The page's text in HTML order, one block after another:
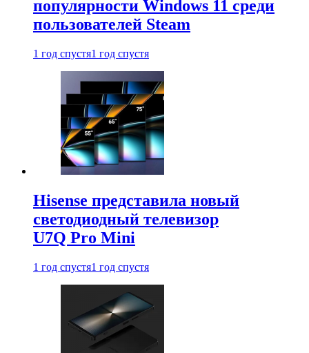
популярности Windows 11 среди
пользователей Steam
1 год спустя1 год спустя
Hisense представила новый
светодиодный телевизор
U7Q Pro Mini
1 год спустя1 год спустя